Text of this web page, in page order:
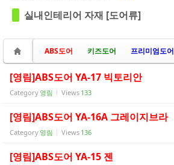
실내인테리어 자재 [도어류]
ABS도어 키즈도어 프리미엄도어
[영림]ABS도어 YA-17 빅토리안
Category 영림 Views 133
[영림]ABS도어 YA-16A 그레이지브라
Category 영림 Views 136
[영림]ABS도어 YA-15 젠
- 욕실
- 가구류
- 도장
- 바닥재
- 벽지